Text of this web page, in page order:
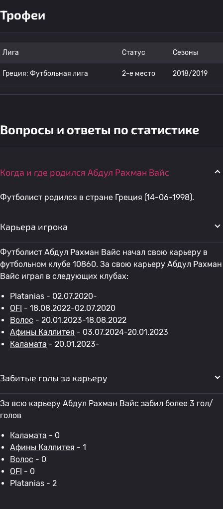
Трофеи
Лига Статус Сезоны
Греция: Футбольная лига 2-е место 2018/2019
Вопросы и ответы по статистике
Когда и где родился Абдул Рахман Вайс
Футболист родился в стране Греция (14-06-1998).
Карьера игрока
Футболист Абдул Рахман Вайс начал свою карьеру в
футбольном клубе 10860. За свою карьеру Абдул Рахман
Вайс играл в следующих клубах:
Platanias - 02.07.2020-
OFI - 18.08.2022-02.07.2020
Волос - 20.01.2023-18.08.2022
Афины Каллитея - 03.07.2024-20.01.2023
Каламата - 20.01.2023-
Забитые голы за карьеру
За всю карьеру Абдул Рахман Вайс забил более 3 гол/
голов
Каламата - 0
Афины Каллитея - 1
Волос - 0
OFI - 0
Platanias - 2